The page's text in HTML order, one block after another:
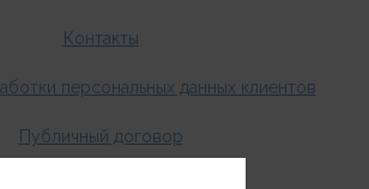
Контакты
персональных данных клиентов
Публичный договор